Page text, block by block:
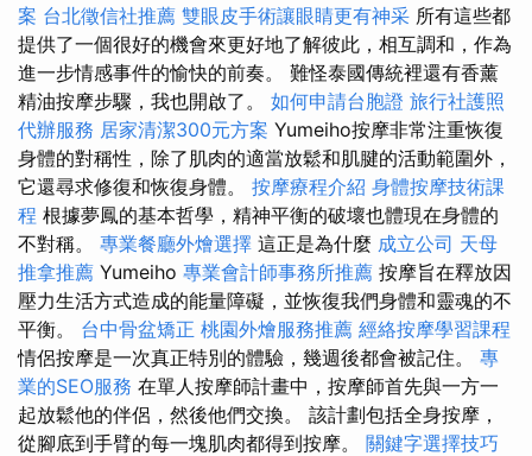
案 台北徵信社推薦 雙眼皮手術讓眼睛更有神采 所有這些都
提供了一個很好的機會來更好地了解彼此，相互調和，作為
進一步情感事件的愉快的前奏。 難怪泰國傳統裡還有香薰
精油按摩步驟，我也開啟了。 如何申請台胞證 旅行社護照
代辦服務 居家清潔300元方案 Yumeiho按摩非常注重恢復
身體的對稱性，除了肌肉的適當放鬆和肌腱的活動範圍外，
它還尋求修復和恢復身體。 按摩療程介紹 身體按摩技術課
程 根據夢鳳的基本哲學，精神平衡的破壞也體現在身體的
不對稱。 專業餐廳外燴選擇 這正是為什麼 成立公司 天母
推拿推薦 Yumeiho 專業會計師事務所推薦 按摩旨在釋放因
壓力生活方式造成的能量障礙，並恢復我們身體和靈魂的不
平衡。 台中骨盆矯正 桃園外燴服務推薦 經絡按摩學習課程
情侶按摩是一次真正特別的體驗，幾週後都會被記住。 專
業的SEO服務 在單人按摩師計畫中，按摩師首先與一方一
起放鬆他的伴侶，然後他們交換。 該計劃包括全身按摩，
從腳底到手臂的每一塊肌肉都得到按摩。 關鍵字選擇技巧